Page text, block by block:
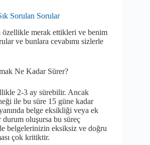
Sorulan Sorular
merak ettikleri ve benim
ve bunlara cevabımı sizlerle
Ne Kadar Sürer?
2-3 ay sürebilir. Ancak
ile bu süre 15 güne kadar
belge eksikliği veya ek
oluşursa bu süreç
belgelerinizin eksiksiz ve doğru
çok kritiktir.